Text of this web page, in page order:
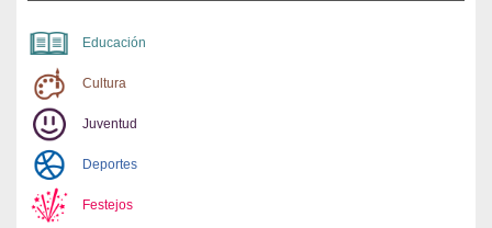
Educación
Cultura
Juventud
Deportes
Festejos